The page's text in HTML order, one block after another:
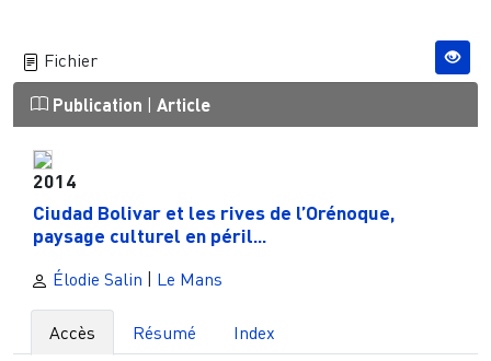
Fichier
Publication | Article
2014
Ciudad Bolivar et les rives de l’Orénoque,
paysage culturel en péril...
Élodie Salin Le Mans
Accès Résumé Index